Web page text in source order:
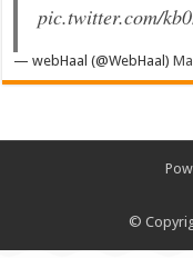
pic.twitter.com/
— webHaal (@WebHaal)
©